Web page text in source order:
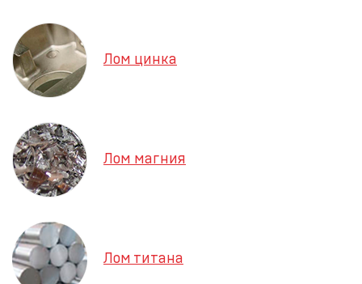
Лом цинка
Лом магния
Лом титана